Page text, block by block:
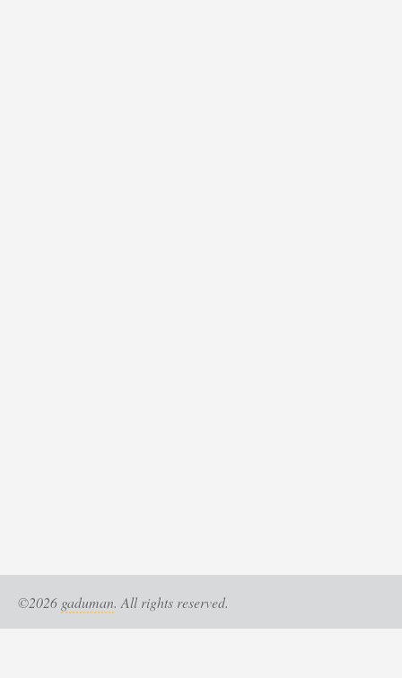
©2026 gaduman. All rights reserved.